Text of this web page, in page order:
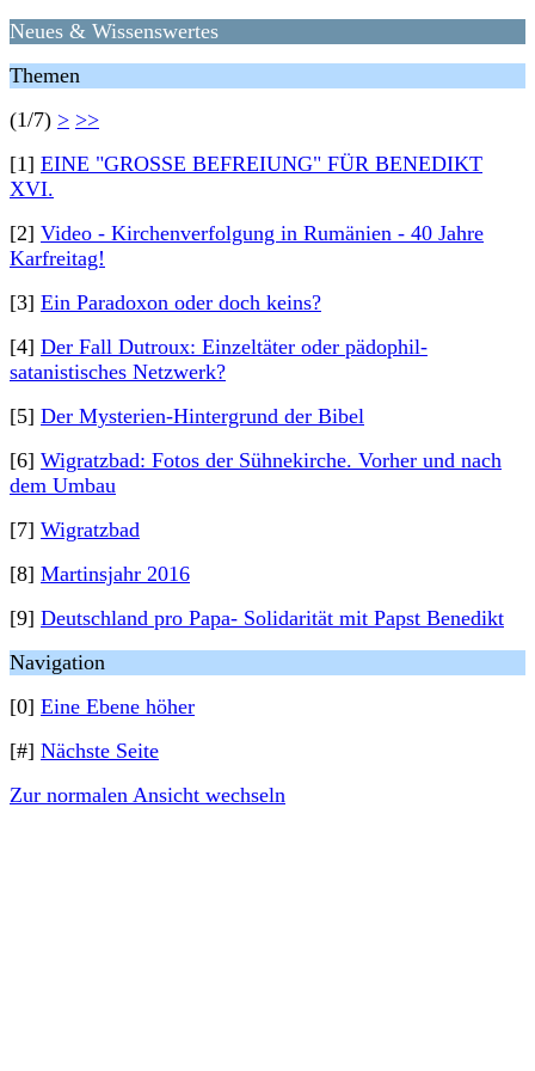
Neues & Wissenswertes
Themen
(1/7) > >>
[1] EINE "GROSSE BEFREIUNG" FÜR BENEDIKT
XVI.
[2] Video - Kirchenverfolgung in Rumänien - 40 Jahre
Karfreitag!
[3] Ein Paradoxon oder doch keins?
[4] Der Fall Dutroux: Einzeltäter oder pädophil-
satanistisches Netzwerk?
[5] Der Mysterien-Hintergrund der Bibel
[6] Wigratzbad: Fotos der Sühnekirche. Vorher und nach
dem Umbau
[7] Wigratzbad
[8] Martinsjahr 2016
[9] Deutschland pro Papa- Solidarität mit Papst Benedikt
Navigation
[0] Eine Ebene höher
[#] Nächste Seite
Zur normalen Ansicht wechseln